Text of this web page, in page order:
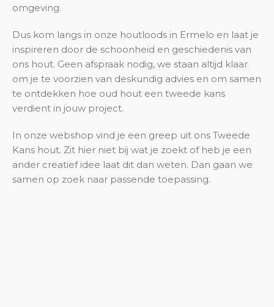
omgeving.
Dus kom langs in onze houtloods in Ermelo en laat je
inspireren door de schoonheid en geschiedenis van
ons hout. Geen afspraak nodig, we staan altijd klaar
om je te voorzien van deskundig advies en om samen
te ontdekken hoe oud hout een tweede kans
verdient in jouw project.
In onze webshop vind je een greep uit ons Tweede
Kans hout. Zit hier niet bij wat je zoekt of heb je een
ander creatief idee laat dit dan weten. Dan gaan we
samen op zoek naar passende toepassing.